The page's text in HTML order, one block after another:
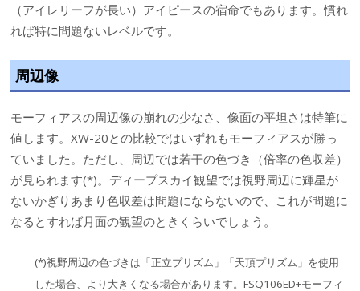
（アイレリーフが長い）アイピースの宿命でもあります。慣れ
れば特に問題ないレベルです。
周辺像
モーフィアスの周辺像の崩れの少なさ、像面の平坦さは特筆に
値します。XW-20との比較ではいずれもモーフィアスが勝っ
ていました。ただし、周辺では若干の色づき（倍率の色収差）
が見られます(*)。ディープスカイ観望では視野周辺に輝星が
ないかぎりあまり色収差は問題にならないので、これが問題に
なるとすれば月面の観望のときくらいでしょう。
(*)視野周辺の色づきは「正立プリズム」「天頂プリズム」を使用
した場合、より大きくなる場合があります。FSQ106ED+モーフィ